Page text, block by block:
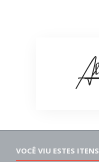
VOCÊ VIU ESTES ITENS